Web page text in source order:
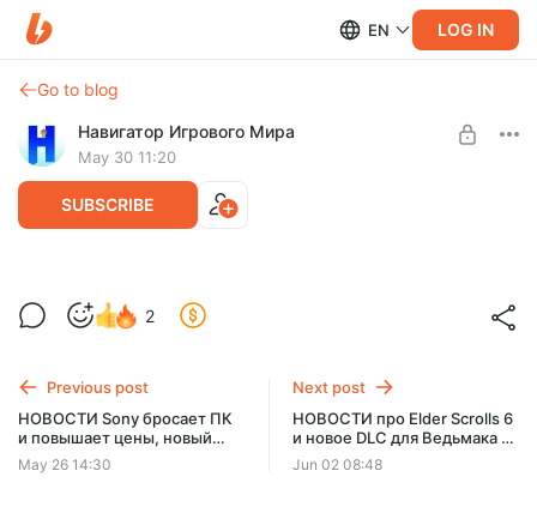
EN LOG IN
Go to blog
Навигатор Игрового Мира
May 30 11:20
SUBSCRIBE
Разбор "Индиана Джонс: В поисках
утраченного ковчега"
SUBSCRIBE
2
Previous post
НОВОСТИ Sony бросает ПК
и повышает цены, новый
Kingdom Come, онлайновый
Ведьмак, Konami бежит из
May 26 14:30
Next post
НОВОСТИ про Elder Scrolls 6
и новое DLC для Ведьмака 3,
дебют Unreal Engine 6, Valve
повышает цены
Jun 02 08:48